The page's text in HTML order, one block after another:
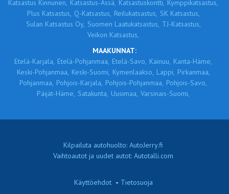
Katsastus Kinnunen, Katsastus-Ässä, Katsastuskontti, Kymppikatsastus,
Plus Katsastus, Q-Katsastus, Reilukatsastus, SK Katsastus,
Sulan Katsastus Oy, Suomen Laatukatsastus, TJ-Katsastus,
Veikon Katsastus,
MAAKUNNAT:
Etelä-Karjala, Etelä-Pohjanmaa, Etelä-Savo, Kainuu, Kanta-Häme,
Keski-Pohjanmaa, Keski-Suomi, Kymenlaakso, Lappi, Pirkanmaa,
Pohjanmaa, Pohjois-Karjala, Pohjois-Pohjanmaa, Pohjois-Savo,
Päijät-Häme, Satakunta, Uusimaa, Varsinais-Suomi,
Kilpailuta autohuolto: AutoJerry.fi
Vaihtoautot ja uudet autot: Autotalli.com
Käyttöehdot - Tietosuoja